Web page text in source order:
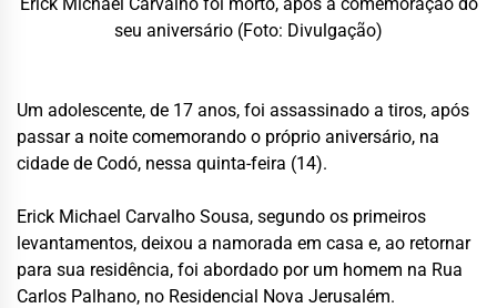
seu aniversário (Foto: Divulgação)
Um adolescente, de 17 anos, foi assassinado a tiros, após
passar a noite comemorando o próprio aniversário, na
cidade de Codó, nessa quinta-feira (14).
Erick Michael Carvalho Sousa, segundo os primeiros
levantamentos, deixou a namorada em casa e, ao retornar
para sua residência, foi abordado por um homem na Rua
Carlos Palhano, no Residencial Nova Jerusalém.